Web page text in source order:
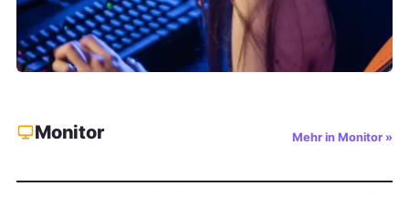
Monitor Mehr in Monitor »